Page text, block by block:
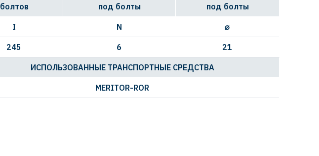
болтов
под болты
под болты
I N ⌀
245 6 21
ИСПОЛЬЗОВАННЫЕ ТРАНСПОРТНЫЕ СРЕДСТВА
MERITOR-ROR